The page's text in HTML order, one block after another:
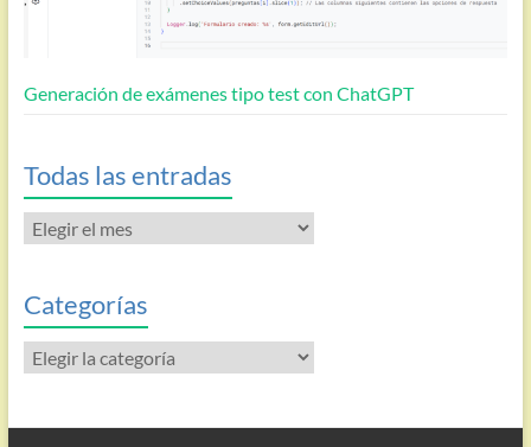
Generación de exámenes tipo test con ChatGPT
Todas las entradas
Todas
las
Categorías
Categorías